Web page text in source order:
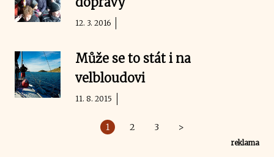
12. 3. 2016
Může se to stát i na
velbloudovi
11. 8. 2015
1 2 3 >
reklama